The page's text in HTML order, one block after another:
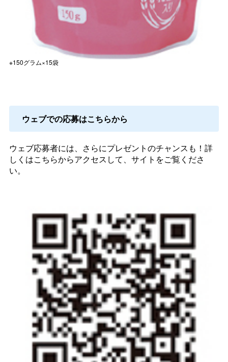
※150グラム×15袋
ウェブでの応募はこちらから
ウェブ応募者には、さらにプレゼントのチャンスも！詳
しくはこちらからアクセスして、サイトをご覧くださ
い。